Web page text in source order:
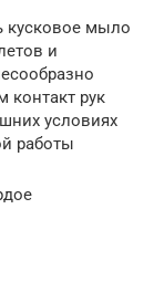
кусковое мыло
и
рук
условиях
работы